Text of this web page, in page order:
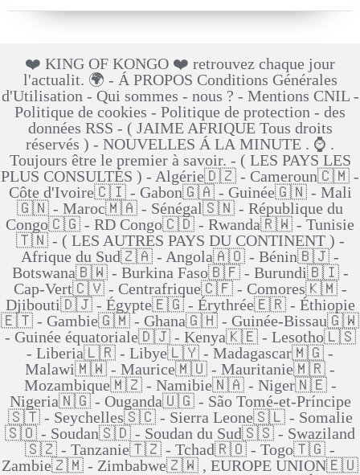
❤️ KING OF KONGO ❤️ retrouvez chaque jour
l'actualit. 🌍 - Á PROPOS Conditions Générales
d'Utilisation - Qui sommes - nous ? - Mentions CNIL -
Politique de cookies - Politique de protection - des
données RSS - ( JAIME AFRIQUE Tous droits
réservés ) - NOUVELLES Á LA MINUTE . ⌚ .
Toujours être le premier à savoir. - ( LES PAYS LES
PLUS CONSULTÉS ) - Algérie🇩🇿 - Cameroun🇨🇲 -
Côte d'Ivoire🇨🇮 - Gabon🇬🇦 - Guinée🇬🇳 - Mali
🇬🇳 - Maroc🇲🇦 - Sénégal🇸🇳 - République du
Congo🇨🇬 - RD Congo🇨🇩 - Rwanda🇷🇼 - Tunisie
🇹🇳 - ( LES AUTRES PAYS DU CONTINENT ) -
Afrique du Sud🇿🇦 - Angola🇦🇴 - Bénin🇧🇯 -
Botswana🇧🇼 - Burkina Faso🇧🇫 - Burundi🇧🇮 -
Cap-Vert🇨🇻 - Centrafrique🇨🇫 - Comores🇰🇲 -
Djibouti🇩🇯 - Égypte🇪🇬 - Érythrée🇪🇷 - Éthiopie
🇪🇹 - Gambie🇬🇲 - Ghana🇬🇭 - Guinée-Bissau🇬🇼
- Guinée équatoriale🇩🇯 - Kenya🇰🇪 - Lesotho🇱🇸
- Liberia🇱🇷 - Libye🇱🇾 - Madagascar🇲🇬 -
Malawi🇲🇼 - Maurice🇲🇺 - Mauritanie🇲🇷 -
Mozambique🇲🇿 - Namibie🇳🇦 - Niger🇳🇪 -
Nigeria🇳🇬 - Ouganda🇺🇬 - São Tomé-et-Príncipe
🇸🇹 - Seychelles🇸🇨 - Sierra Leone🇸🇱 - Somalie
🇸🇴 - Soudan🇸🇩 - Soudan du Sud🇸🇸 - Swaziland
🇸🇿 - Tanzanie🇹🇿 - Tchad🇷🇴 - Togo🇹🇬 -
Zambie🇿🇲 - Zimbabwe🇿🇼 , EUROPE UNION🇪🇺